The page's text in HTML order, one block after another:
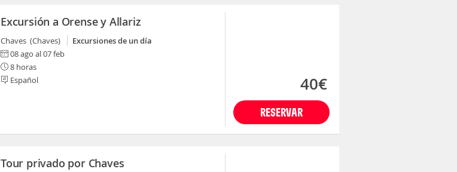
Excursión a Orense y Allariz
Chaves (Chaves)
Excursiones de un día
08 ago al 07 feb
8 horas
Español
RESERVAR
40€
Tour privado por Chaves